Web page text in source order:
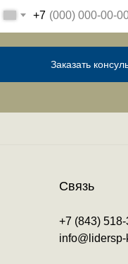
+7
Заказать
Связь
+7 (843)